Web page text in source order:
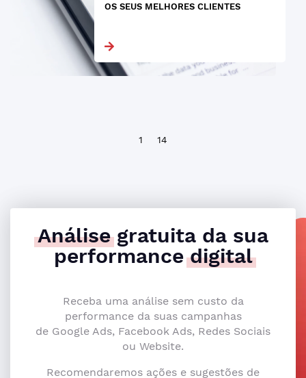
OS SEUS MELHORES CLIENTES
1 14
Análisegratuita da sua
performancedigital
Receba uma análise sem custo da
performance da suas campanhas
de Google Ads, Facebook Ads, Redes Sociais
ou Website.
Recomendaremos ações e sugestões de